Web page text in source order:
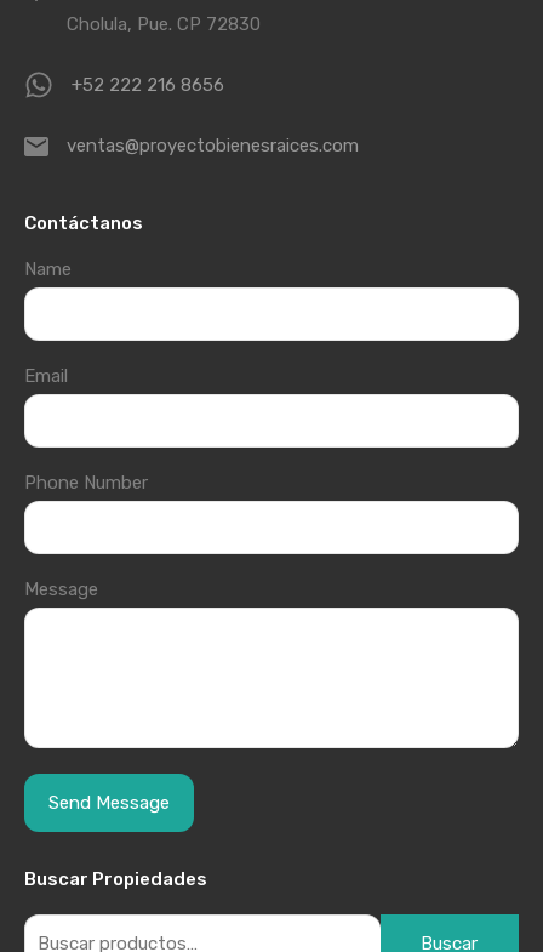
Cholula, Pue. CP 72830
+52 222 216 8656
ventas@proyectobienesraices.com
Contáctanos
Name
Email
Phone Number
Message
Buscar Propiedades
Buscar